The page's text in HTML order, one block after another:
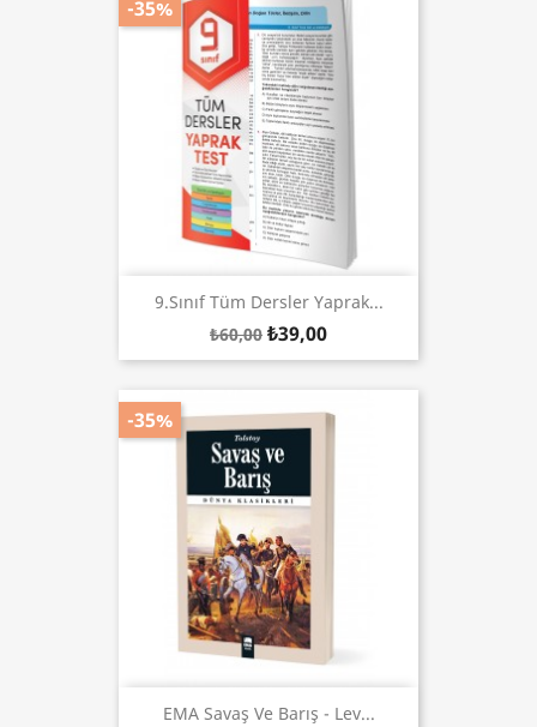
9.Sınıf Tüm Dersler Yaprak...
₺60,00 ₺39,00
-35%
EMA Savaş Ve Barış - Lev...
-35%